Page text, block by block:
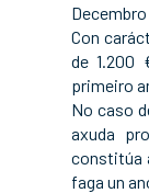
Decembro
Con
de 1.200
primeiro
No caso
axuda
constitúa
faga un